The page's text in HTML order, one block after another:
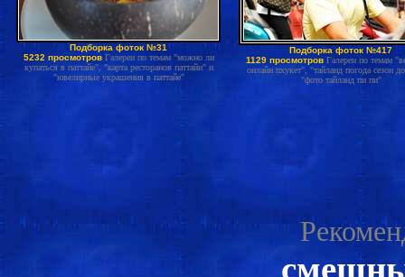
Подборка фоток №31
5232 просмотров Галереи по темам "можно ли
купаться в паттайе", "карта ресторанов паттайи" и
"ювелирные украшения в паттайе"
Подборка фоток №417
1129 просмотров Галереи по темам
онлайн пхукет", "тайланд погода сезон
"фото тайланд пи пи"